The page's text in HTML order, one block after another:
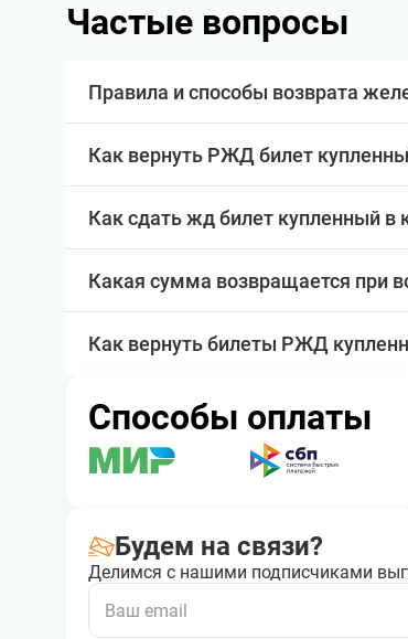
Частые вопросы
Правила и способы возврата
Как вернуть РЖД билет
Как сдать жд билет купленный в
Какая сумма возвращается при
Как вернуть билеты РЖД
Способы оплаты
Будем на связи?
Делимся с нашими подписчиками